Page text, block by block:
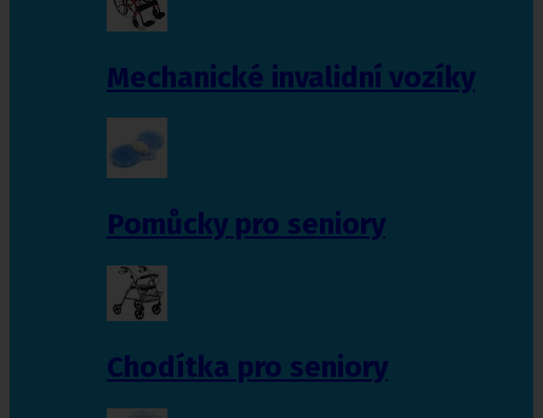
Mechanické invalidní vozíky
Pomůcky pro seniory
Chodítka pro seniory